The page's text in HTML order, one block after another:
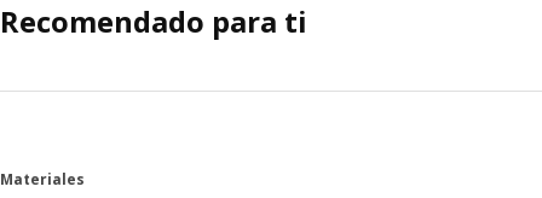
Recomendado para ti
Materiales